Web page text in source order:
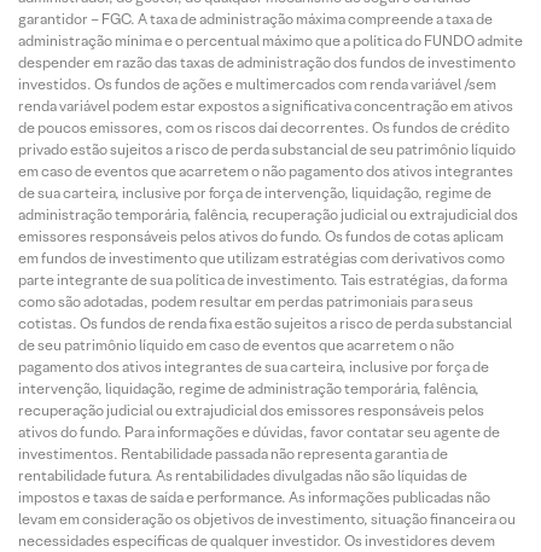
garantidor – FGC. A taxa de administração máxima compreende a taxa de
administração mínima e o percentual máximo que a política do FUNDO admite
despender em razão das taxas de administração dos fundos de investimento
investidos. Os fundos de ações e multimercados com renda variável /sem
renda variável podem estar expostos a significativa concentração em ativos
de poucos emissores, com os riscos daí decorrentes. Os fundos de crédito
privado estão sujeitos a risco de perda substancial de seu patrimônio líquido
em caso de eventos que acarretem o não pagamento dos ativos integrantes
de sua carteira, inclusive por força de intervenção, liquidação, regime de
administração temporária, falência, recuperação judicial ou extrajudicial dos
emissores responsáveis pelos ativos do fundo. Os fundos de cotas aplicam
em fundos de investimento que utilizam estratégias com derivativos como
parte integrante de sua política de investimento. Tais estratégias, da forma
como são adotadas, podem resultar em perdas patrimoniais para seus
cotistas. Os fundos de renda fixa estão sujeitos a risco de perda substancial
de seu patrimônio líquido em caso de eventos que acarretem o não
pagamento dos ativos integrantes de sua carteira, inclusive por força de
intervenção, liquidação, regime de administração temporária, falência,
recuperação judicial ou extrajudicial dos emissores responsáveis pelos
ativos do fundo. Para informações e dúvidas, favor contatar seu agente de
investimentos. Rentabilidade passada não representa garantia de
rentabilidade futura. As rentabilidades divulgadas não são líquidas de
impostos e taxas de saída e performance. As informações publicadas não
levam em consideração os objetivos de investimento, situação financeira ou
necessidades específicas de qualquer investidor. Os investidores devem